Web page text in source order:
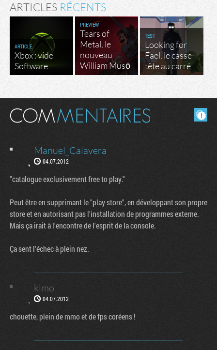
ARTICLES RÉCENTS
ARTICLE
Xbox : vide
Software
PREVIEW
Tears of
Metal, le
nouveau
William Musō
TEST
Looking for
Fael, le casse-
tête au carré
Masquer les commentaires lus.
Manuel_Calavera
04.07.2012
"catalogue exclusivement free to play."
Peut être en supprimant le "play store", en développant son propre
store et en autorisant pas l'installation de programmes externe.
Mais ça irait à l'encontre de l'esprit de la console.
Ça sent l’échec à plein nez.
kimo
04.07.2012
chouette, plein de mmo et de fps coréens !